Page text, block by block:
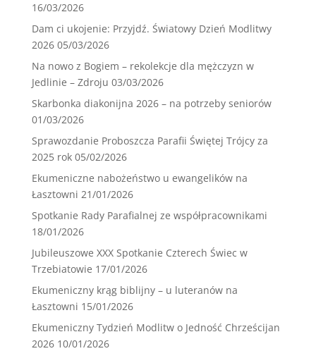
16/03/2026
Dam ci ukojenie: Przyjdź. Światowy Dzień Modlitwy
2026 05/03/2026
Na nowo z Bogiem – rekolekcje dla mężczyzn w
Jedlinie – Zdroju 03/03/2026
Skarbonka diakonijna 2026 – na potrzeby seniorów
01/03/2026
Sprawozdanie Proboszcza Parafii Świętej Trójcy za
2025 rok 05/02/2026
Ekumeniczne nabożeństwo u ewangelików na
Łasztowni 21/01/2026
Spotkanie Rady Parafialnej ze współpracownikami
18/01/2026
Jubileuszowe XXX Spotkanie Czterech Świec w
Trzebiatowie 17/01/2026
Ekumeniczny krąg biblijny – u luteranów na
Łasztowni 15/01/2026
Ekumeniczny Tydzień Modlitw o Jedność Chrześcijan
2026 10/01/2026